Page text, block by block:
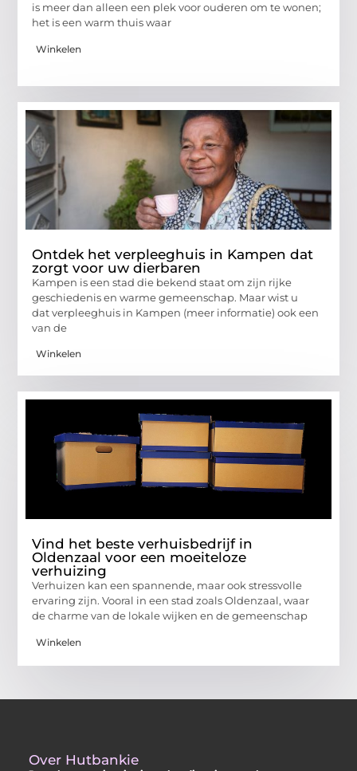
is meer dan alleen een plek voor ouderen om te wonen;
het is een warm thuis waar
Winkelen
Ontdek het verpleeghuis in Kampen dat
zorgt voor uw dierbaren
Kampen is een stad die bekend staat om zijn rijke
geschiedenis en warme gemeenschap. Maar wist u
dat verpleeghuis in Kampen (meer informatie) ook een
van de
Winkelen
Vind het beste verhuisbedrijf in
Oldenzaal voor een moeiteloze
verhuizing
Verhuizen kan een spannende, maar ook stressvolle
ervaring zijn. Vooral in een stad zoals Oldenzaal, waar
de charme van de lokale wijken en de gemeenschap
Winkelen
Over Hutbankie